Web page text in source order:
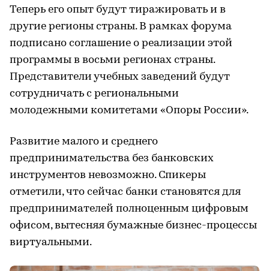
Теперь его опыт будут тиражировать и в
другие регионы страны. В рамках форума
подписано соглашение о реализации этой
программы в восьми регионах страны.
Представители учебных заведений будут
сотрудничать с региональными
молодежными комитетами «Опоры России».
Развитие малого и среднего
предпринимательства без банковских
инструментов невозможно. Спикеры
отметили, что сейчас банки становятся для
предпринимателей полноценным цифровым
офисом, вытесняя бумажные бизнес-процессы
виртуальными.